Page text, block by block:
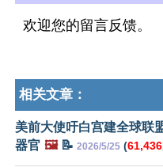
欢迎您的留言反馈。
相关文章：
美前大使吁白宫建全球联
器官 🖼️📝 2026/5/25 (61,436